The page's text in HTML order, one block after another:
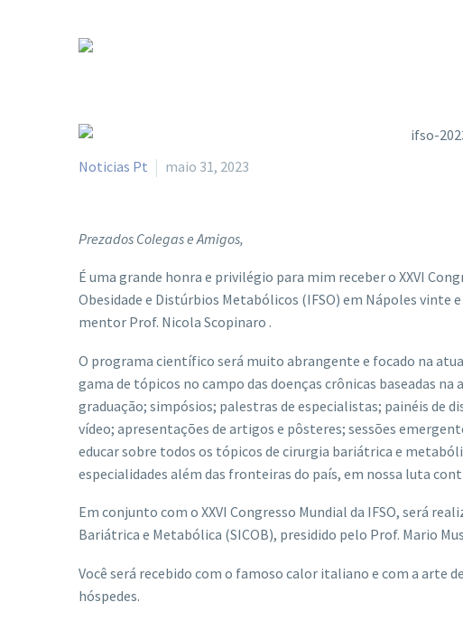
Noticias Pt maio 31, 2023
Prezados Colegas e Amigos,
É uma grande honra e privilégio para mim receber o XXVI
Obesidade e Distúrbios Metabólicos (IFSO) em Nápoles vinte
mentor Prof. Nicola Scopinaro .
O programa científico será muito abrangente e focado na
gama de tópicos no campo das doenças crônicas baseadas
graduação; simpósios; palestras de especialistas; painéis de
vídeo; apresentações de artigos e pôsteres; sessões
educar sobre todos os tópicos de cirurgia bariátrica e
especialidades além das fronteiras do país, em nossa luta
Em conjunto com o XXVI Congresso Mundial da IFSO, será
Bariátrica e Metabólica (SICOB), presidido pelo Prof. Mario
Você será recebido com o famoso calor italiano e com a arte
hóspedes.